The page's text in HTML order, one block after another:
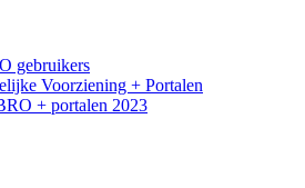
gebruikers
Voorziening + Portalen
+ portalen 2023